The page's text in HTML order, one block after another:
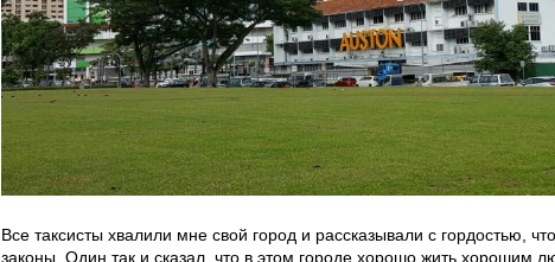
Все таксисты хвалили мне свой город и рассказывали с гордостью,
законы. Один так и сказал, что в этом городе хорошо жить хорошим